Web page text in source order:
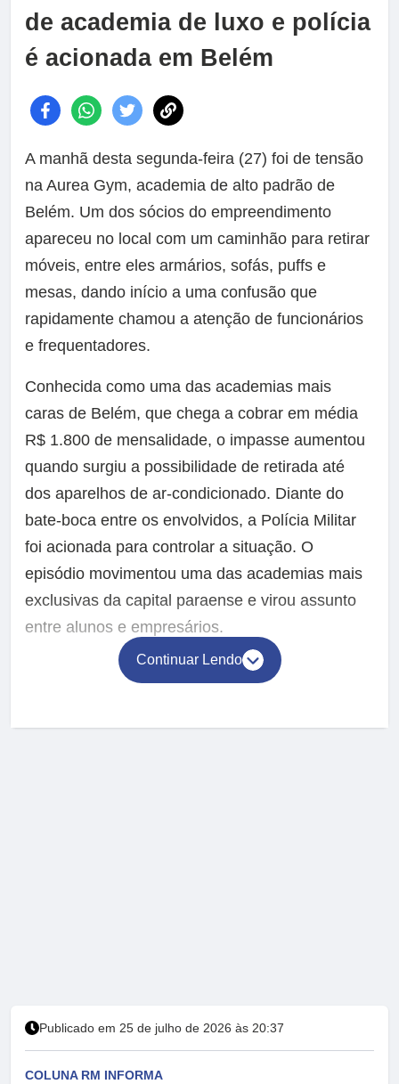
de academia de luxo e polícia
é acionada em Belém
A manhã desta segunda-feira (27) foi de tensão
na Aurea Gym, academia de alto padrão de
Belém. Um dos sócios do empreendimento
apareceu no local com um caminhão para retirar
móveis, entre eles armários, sofás, puffs e
mesas, dando início a uma confusão que
rapidamente chamou a atenção de funcionários
e frequentadores.
Conhecida como uma das academias mais
caras de Belém, que chega a cobrar em média
R$ 1.800 de mensalidade, o impasse aumentou
quando surgiu a possibilidade de retirada até
dos aparelhos de ar-condicionado. Diante do
bate-boca entre os envolvidos, a Polícia Militar
foi acionada para controlar a situação. O
episódio movimentou uma das academias mais
exclusivas da capital paraense e virou assunto
entre alunos e empresários.
Continuar Lendo
Publicado em 25 de julho de 2026 às 20:37
COLUNA RM INFORMA